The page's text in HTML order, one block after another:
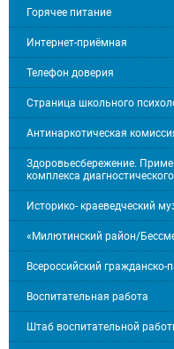
Горячее питание
Интернет-приёмная
Телефон доверия
Страница школьного
Антинаркотическая
Здоровьесбережение.
комплекса
Историко- краеведческий
«Милютинский район/
Всероссийский
Воспитательная работа
Штаб воспитательной